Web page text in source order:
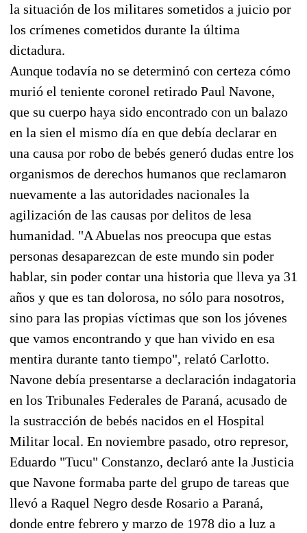
la situación de los militares sometidos a juicio por
los crímenes cometidos durante la última
dictadura.
Aunque todavía no se determinó con certeza cómo
murió el teniente coronel retirado Paul Navone,
que su cuerpo haya sido encontrado con un balazo
en la sien el mismo día en que debía declarar en
una causa por robo de bebés generó dudas entre los
organismos de derechos humanos que reclamaron
nuevamente a las autoridades nacionales la
agilización de las causas por delitos de lesa
humanidad. "A Abuelas nos preocupa que estas
personas desaparezcan de este mundo sin poder
hablar, sin poder contar una historia que lleva ya 31
años y que es tan dolorosa, no sólo para nosotros,
sino para las propias víctimas que son los jóvenes
que vamos encontrando y que han vivido en esa
mentira durante tanto tiempo", relató Carlotto.
Navone debía presentarse a declaración indagatoria
en los Tribunales Federales de Paraná, acusado de
la sustracción de bebés nacidos en el Hospital
Militar local. En noviembre pasado, otro represor,
Eduardo "Tucu" Constanzo, declaró ante la Justicia
que Navone formaba parte del grupo de tareas que
llevó a Raquel Negro desde Rosario a Paraná,
donde entre febrero y marzo de 1978 dio a luz a